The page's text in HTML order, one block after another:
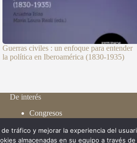
Guerras civiles : un enfoque para entender
la política en Iberoamérica (1830-1935)
De interés
Congresos
Publicaciones
tráfico y mejorar la experiencia del
almacenadas en su equipo a través